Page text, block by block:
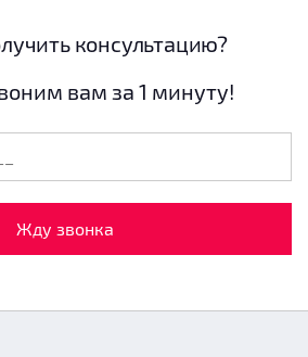
консультацию?
вам за 1 минуту!
Жду звонка